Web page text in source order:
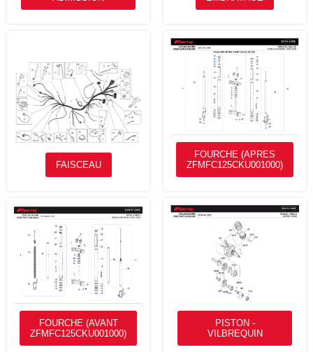
FAISCEAU
FOURCHE (APRES
ZFMFC125CKU001000)
FOURCHE (AVANT
ZFMFC125CKU001000)
PISTON -
VILBREQUIN